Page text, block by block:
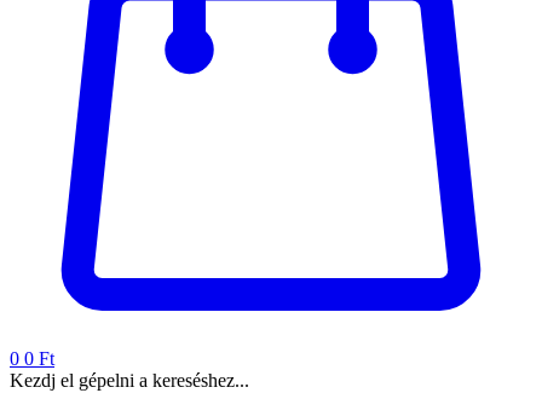
0 0 Ft
Kezdj el gépelni a kereséshez...